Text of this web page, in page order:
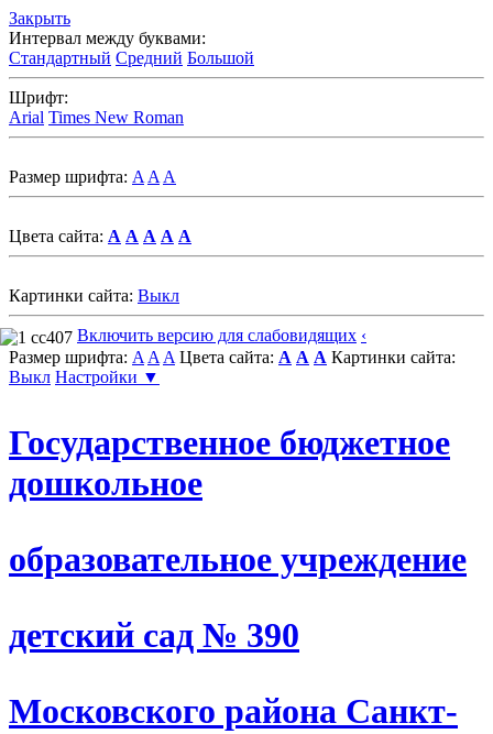
Закрыть
Интервал между буквами:
Стандартный Средний Большой
Шрифт:
Arial Times New Roman
Размер шрифта: A A A
Цвета сайта: A A A A A
Картинки сайта: Выкл
Включить версию для слабовидящих ‹
Размер шрифта: A A A Цвета сайта: A A A Картинки сайта:
Выкл Настройки ▼
Государственное бюджетное
дошкольное
образовательное учреждение
детский сад № 390
Московского района Санкт-